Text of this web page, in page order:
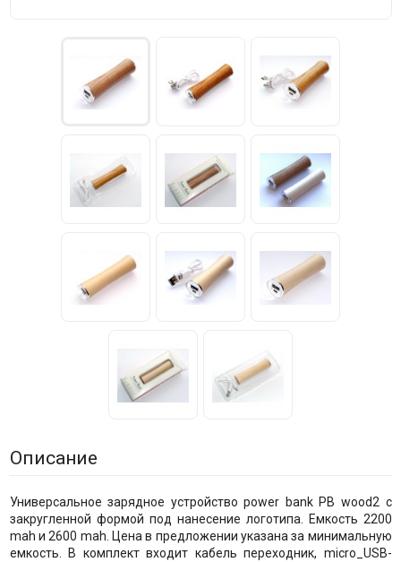
Описание
Универсальное зарядное устройство power bank PB wood2 с
закругленной формой под нанесение логотипа. Емкость 2200
mah и 2600 mah. Цена в предложении указана за минимальную
емкость. В комплект входит кабель переходник, micro_USB-